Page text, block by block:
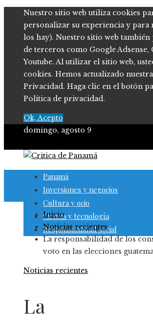
Nuestro sitio web utiliza cookies
personalizar su experiencia y para
los hay). Nuestro sitio web
de terceros como Google Adsense,
Youtube. Al utilizar el sitio web,
cookies. Hemos actualizado
Privacidad. Haga clic en el botón
Política de privacidad.
Ok, Acepto
domingo, agosto 9
Panamá
Inversiones y negocios
Cultura y ocio
Ciencia y tecnología
Responsabilidad social
Inicio
Noticias recientes
La responsabilidad de los
voto en las elecciones
Noticias recientes
La